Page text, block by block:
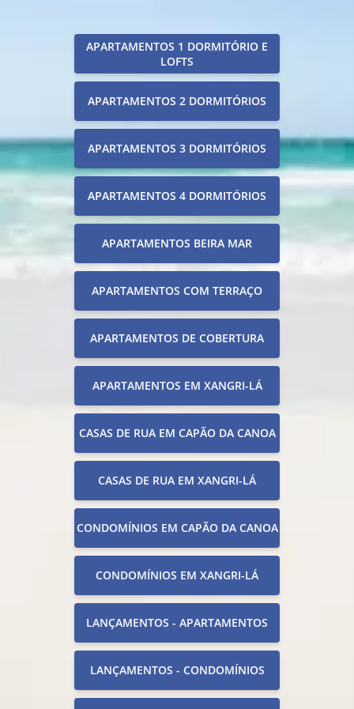
APARTAMENTOS 1 DORMITÓRIO E
LOFTS
APARTAMENTOS 2 DORMITÓRIOS
APARTAMENTOS 3 DORMITÓRIOS
APARTAMENTOS 4 DORMITÓRIOS
APARTAMENTOS BEIRA MAR
APARTAMENTOS COM TERRAÇO
APARTAMENTOS DE COBERTURA
APARTAMENTOS EM XANGRI-LÁ
CASAS DE RUA EM CAPÃO DA CANOA
CASAS DE RUA EM XANGRI-LÁ
CONDOMÍNIOS EM CAPÃO DA CANOA
CONDOMÍNIOS EM XANGRI-LÁ
LANÇAMENTOS - APARTAMENTOS
LANÇAMENTOS - CONDOMÍNIOS